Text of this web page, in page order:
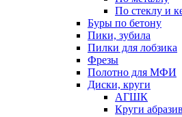
По стеклу и
Буры по бетону
Пики, зубила
Пилки для лобзика
Фрезы
Полотно для МФИ
Диски, круги
АГШК
Круги